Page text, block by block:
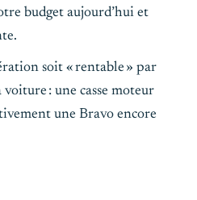
budget aujourd’hui et
soit « rentable » par
: une casse moteur
une Bravo encore